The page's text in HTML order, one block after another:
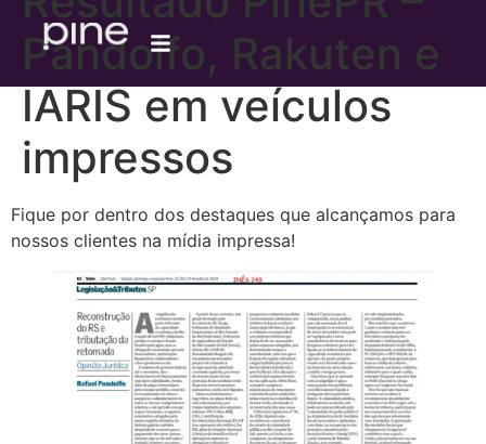
Pandolfo, Rakuten e
IARIS em veículos
impressos
Fique por dentro dos destaques que alcançamos para
nossos clientes na mídia impressa!